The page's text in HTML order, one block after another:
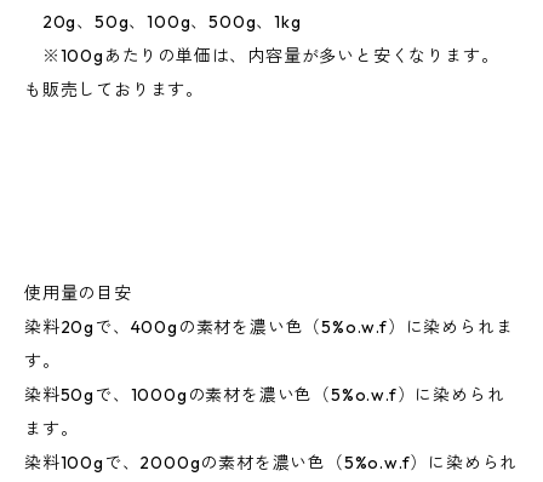
20g、50g、100g、500g、1kg
※100gあたりの単価は、内容量が多いと安くなります。
も販売しております。
使用量の目安
染料20gで、400gの素材を濃い色（5%o.w.f）に染められま
す。
染料50gで、1000gの素材を濃い色（5%o.w.f）に染められ
ます。
染料100gで、2000gの素材を濃い色（5%o.w.f）に染められ